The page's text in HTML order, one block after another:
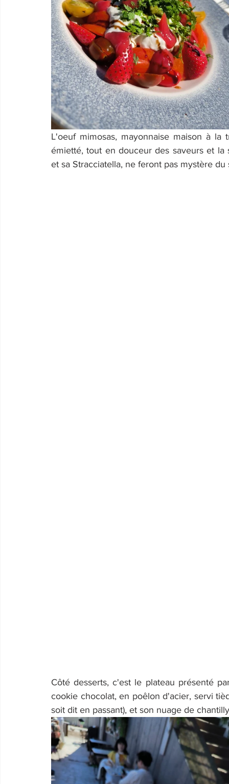
L'oeuf mimosas, mayonnaise maison à
émietté, tout en douceur des saveurs et la
et sa Stracciatella, ne feront pas mystère
Côté desserts, c'est le plateau présenté
cookie chocolat, en poêlon d'acier, servi
soit dit en passant), et son nuage de